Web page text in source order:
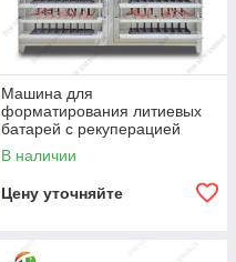
Машина для
форматирования литиевых
батарей с рекуперацией
энергии
В наличии
Цену уточняйте